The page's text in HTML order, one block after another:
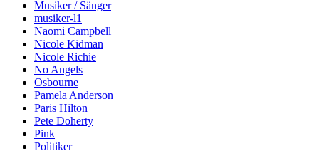
Musiker / Sänger
musiker-l1
Naomi Campbell
Nicole Kidman
Nicole Richie
No Angels
Osbourne
Pamela Anderson
Paris Hilton
Pete Doherty
Pink
Politiker